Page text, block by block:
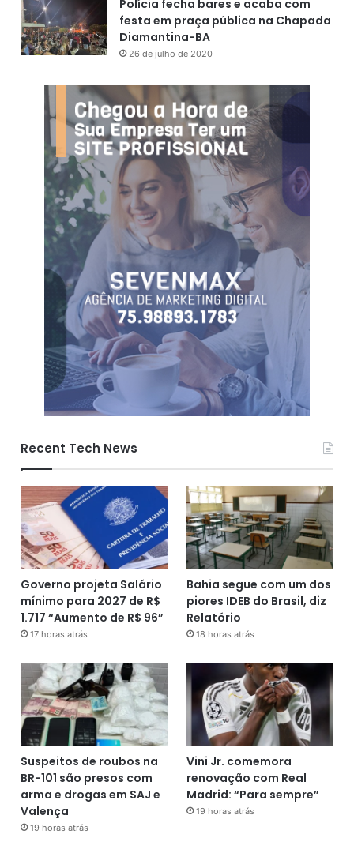
Polícia fecha bares e acaba com
festa em praça pública na Chapada
Diamantina-BA
26 de julho de 2020
Recent Tech News
Governo projeta Salário
mínimo para 2027 de R$
1.717 “Aumento de R$ 96”
17 horas atrás
Bahia segue com um dos
piores IDEB do Brasil, diz
Relatório
18 horas atrás
Suspeitos de roubos na
BR-101 são presos com
arma e drogas em SAJ e
Valença
19 horas atrás
Vini Jr. comemora
renovação com Real
Madrid: “Para sempre”
19 horas atrás